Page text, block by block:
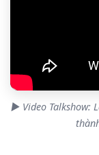
▶ Video Talkshow: